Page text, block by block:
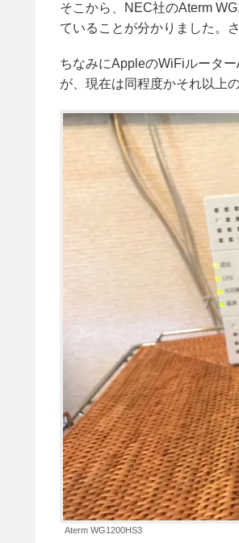
そこから、NEC社のAterm
ていることが分かりました。
ちなみにAppleのWiFiルータ
が、現在は同程度かそれ以上
Aterm WG1200HS3